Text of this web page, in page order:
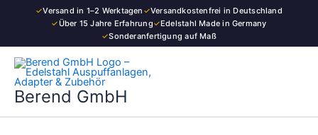
✓Versand in 1–2 Werktagen ✓Versandkostenfrei in Deutschland
✓Über 15 Jahre Erfahrung✓Edelstahl Made in Germany
✓Sonderanfertigung auf Maß
Berend GmbH